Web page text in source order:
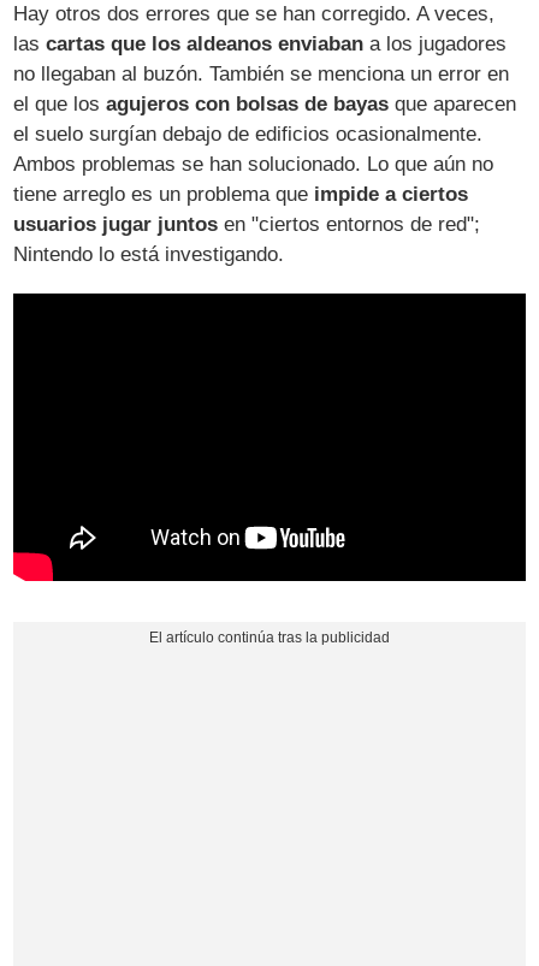
Hay otros dos errores que se han corregido. A veces,
lascartas que los aldeanos enviaban a los jugadores
no llegaban al buzón. También se menciona un error en
el que losagujeros con bolsas de bayas que aparecen
el suelo surgían debajo de edificios ocasionalmente.
Ambos problemas se han solucionado. Lo que aún no
tiene arreglo es un problema que impide a ciertos
usuarios jugar juntos en "ciertos entornos de red";
Nintendo lo está investigando.